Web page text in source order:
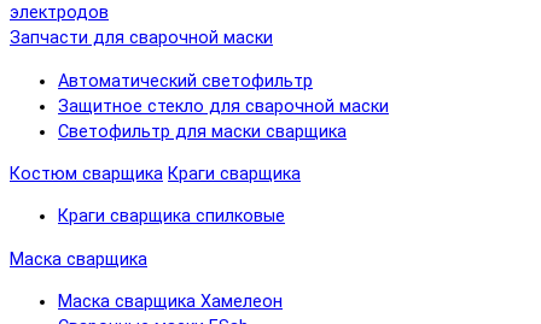
электродов
Запчасти для сварочной маски
Автоматический светофильтр
Защитное стекло для сварочной маски
Светофильтр для маски сварщика
Костюм сварщика Краги сварщика
Краги сварщика спилковые
Маска сварщика
Маска сварщика Хамелеон